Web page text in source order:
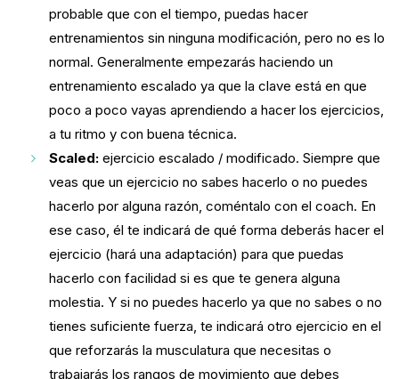
probable que con el tiempo, puedas hacer
entrenamientos sin ninguna modificación, pero no es lo
normal. Generalmente empezarás haciendo un
entrenamiento escalado ya que la clave está en que
poco a poco vayas aprendiendo a hacer los ejercicios,
a tu ritmo y con buena técnica.
Scaled: ejercicio escalado / modificado. Siempre que
veas que un ejercicio no sabes hacerlo o no puedes
hacerlo por alguna razón, coméntalo con el coach. En
ese caso, él te indicará de qué forma deberás hacer el
ejercicio (hará una adaptación) para que puedas
hacerlo con facilidad si es que te genera alguna
molestia. Y si no puedes hacerlo ya que no sabes o no
tienes suficiente fuerza, te indicará otro ejercicio en el
que reforzarás la musculatura que necesitas o
trabajarás los rangos de movimiento que debes